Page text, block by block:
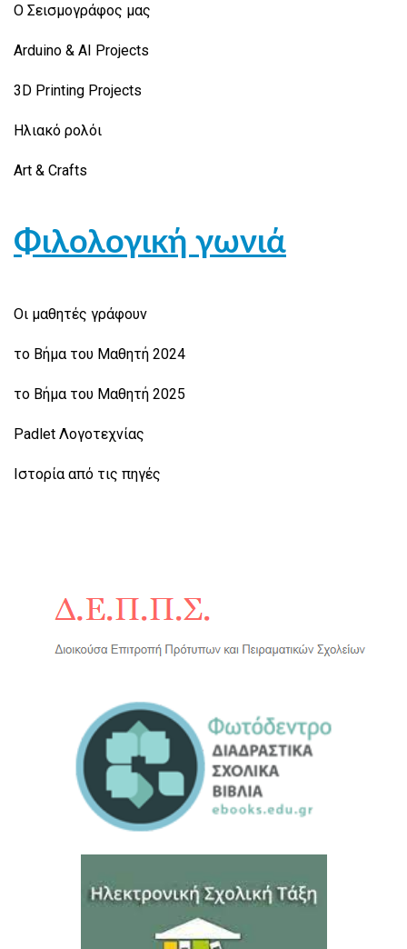
Ο Σεισμογράφος μας
Arduino & AI Projects
3D Printing Projects
Ηλιακό ρολόι
Art & Crafts
Φιλολογική γωνιά
Οι μαθητές γράφουν
το Βήμα του Μαθητή 2024
το Βήμα του Μαθητή 2025
Padlet Λογοτεχνίας
Ιστορία από τις πηγές